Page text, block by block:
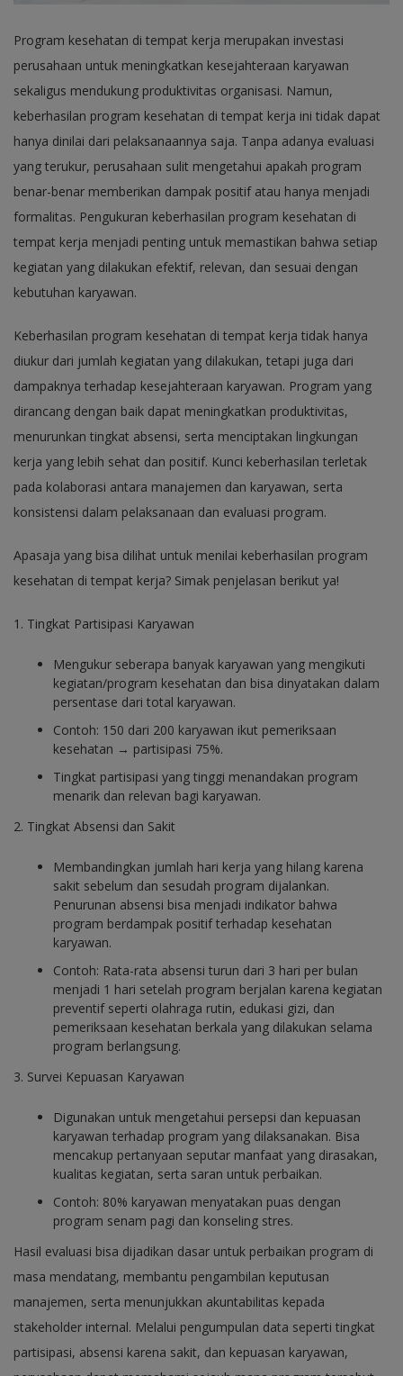
Program kesehatan di tempat kerja merupakan investasi
perusahaan untuk meningkatkan kesejahteraan karyawan
sekaligus mendukung produktivitas organisasi. Namun,
keberhasilan program kesehatan di tempat kerja ini tidak dapat
hanya dinilai dari pelaksanaannya saja. Tanpa adanya evaluasi
yang terukur, perusahaan sulit mengetahui apakah program
benar-benar memberikan dampak positif atau hanya menjadi
formalitas. Pengukuran keberhasilan program kesehatan di
tempat kerja menjadi penting untuk memastikan bahwa setiap
kegiatan yang dilakukan efektif, relevan, dan sesuai dengan
kebutuhan karyawan.
Keberhasilan program kesehatan di tempat kerja tidak hanya
diukur dari jumlah kegiatan yang dilakukan, tetapi juga dari
dampaknya terhadap kesejahteraan karyawan. Program yang
dirancang dengan baik dapat meningkatkan produktivitas,
menurunkan tingkat absensi, serta menciptakan lingkungan
kerja yang lebih sehat dan positif. Kunci keberhasilan terletak
pada kolaborasi antara manajemen dan karyawan, serta
konsistensi dalam pelaksanaan dan evaluasi program.
Apasaja yang bisa dilihat untuk menilai keberhasilan program
kesehatan di tempat kerja? Simak penjelasan berikut ya!
1. Tingkat Partisipasi Karyawan
Mengukur seberapa banyak karyawan yang mengikuti
kegiatan/program kesehatan dan bisa dinyatakan dalam
persentase dari total karyawan.
Contoh: 150 dari 200 karyawan ikut pemeriksaan
kesehatan → partisipasi 75%.
Tingkat partisipasi yang tinggi menandakan program
menarik dan relevan bagi karyawan.
2. Tingkat Absensi dan Sakit
Membandingkan jumlah hari kerja yang hilang karena
sakit sebelum dan sesudah program dijalankan.
Penurunan absensi bisa menjadi indikator bahwa
program berdampak positif terhadap kesehatan
karyawan.
Contoh: Rata-rata absensi turun dari 3 hari per bulan
menjadi 1 hari setelah program berjalan karena kegiatan
preventif seperti olahraga rutin, edukasi gizi, dan
pemeriksaan kesehatan berkala yang dilakukan selama
program berlangsung.
3. Survei Kepuasan Karyawan
Digunakan untuk mengetahui persepsi dan kepuasan
karyawan terhadap program yang dilaksanakan. Bisa
mencakup pertanyaan seputar manfaat yang dirasakan,
kualitas kegiatan, serta saran untuk perbaikan.
Contoh: 80% karyawan menyatakan puas dengan
program senam pagi dan konseling stres.
Hasil evaluasi bisa dijadikan dasar untuk perbaikan program di
masa mendatang, membantu pengambilan keputusan
manajemen, serta menunjukkan akuntabilitas kepada
stakeholder internal. Melalui pengumpulan data seperti tingkat
partisipasi, absensi karena sakit, dan kepuasan karyawan,